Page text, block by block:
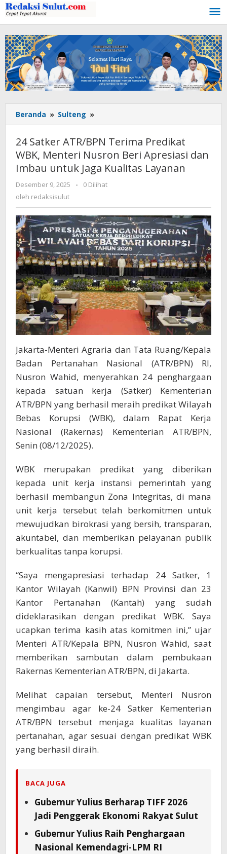
Lewati
ke
konten
Beranda » Sulteng »
Satker
Terima
Predikat
WBK,
Nusron
Apresiasi
dan
Imbau
untuk
Jaga
Kualitas
Layanan
24 Satker ATR/BPN Terima Predikat
WBK, Menteri Nusron Beri Apresiasi dan
Imbau untuk Jaga Kualitas Layanan
Desember 9, 2025
oleh
-
0 Dilihat
oleh redaksisulut
Jakarta-Menteri Agraria dan Tata Ruang/Kepala
Badan Pertanahan Nasional (ATR/BPN) RI,
Nusron Wahid, menyerahkan 24 penghargaan
kepada satuan kerja (Satker) Kementerian
ATR/BPN yang berhasil meraih predikat Wilayah
Bebas Korupsi (WBK), dalam Rapat Kerja
Nasional (Rakernas) Kementerian ATR/BPN,
Senin (08/12/2025).
WBK merupakan predikat yang diberikan
kepada unit kerja instansi pemerintah yang
berhasil membangun Zona Integritas, di mana
unit kerja tersebut telah berkomitmen untuk
mewujudkan birokrasi yang bersih, transparan,
akuntabel, dan memberikan pelayanan publik
berkualitas tanpa korupsi.
“Saya mengapresiasi terhadap 24 Satker, 1
Kantor Wilayah (Kanwil) BPN Provinsi dan 23
Kantor Pertanahan (Kantah) yang sudah
dideklarasikan dengan predikat WBK. Saya
ucapkan terima kasih atas komitmen ini,” ujar
Menteri ATR/Kepala BPN, Nusron Wahid, saat
memberikan sambutan dalam pembukaan
Rakernas Kementerian ATR/BPN, di Jakarta.
Melihat capaian tersebut, Menteri Nusron
mengimbau agar ke-24 Satker Kementerian
ATR/BPN tersebut menjaga kualitas layanan
pertanahan, agar sesuai dengan predikat WBK
yang berhasil diraih.
BACA JUGA
Gubernur Yulius Berharap TIFF 2026
Jadi Penggerak Ekonomi Rakyat Sulut
Gubernur Yulius Raih Penghargaan
Nasional Kemendagri-LPM RI